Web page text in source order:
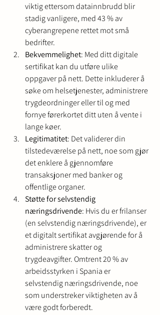
viktig ettersom datainnbrudd blir
stadig vanligere, med 43 % av
cyberangrepene rettet mot små
bedrifter.
Bekvemmelighet: Med ditt digitale
sertifikat kan du utføre ulike
oppgaver på nett. Dette inkluderer å
søke om helsetjenester, administrere
trygdeordninger eller til og med
fornye førerkortet ditt uten å vente i
lange køer.
Legitimatitet: Det validerer din
tilstedeværelse på nett, noe som gjør
det enklere å gjennomføre
transaksjoner med banker og
offentlige organer.
Støtte for selvstendig
næringsdrivende: Hvis du er frilanser
(en selvstendig næringsdrivende), er
et digitalt sertifikat avgjørende for å
administrere skatter og
trygdeavgifter. Omtrent 20 % av
arbeidsstyrken i Spania er
selvstendig næringsdrivende, noe
som understreker viktigheten av å
være godt forberedt.